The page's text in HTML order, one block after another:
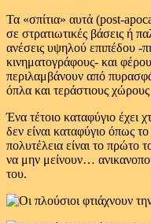
Τα «σπίτια» αυτά (post-
σε στρατιωτικές βάσεις ή
ανέσεις υψηλού επιπέδου -
κινηματογράφους- και
περιλαμβάνουν από
όπλα και τεράστιους
Ένα τέτοιο καταφύγιο
δεν είναι καταφύγιο όπως
πολυτέλεια είναι το πρώτο
να μην μείνουν…
του.